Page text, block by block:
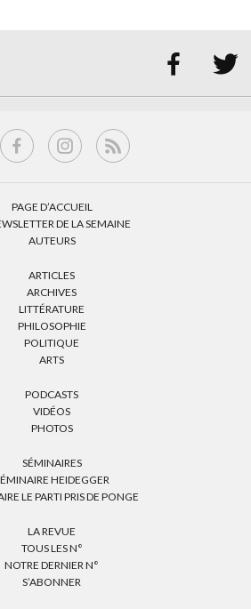
 
PAGE D’ACCUEIL
DE LA SEMAINE
AUTEURS
ARTICLES
ARCHIVES
LITTÉRATURE
PHILOSOPHIE
POLITIQUE
ARTS
PODCASTS
VIDÉOS
PHOTOS
SÉMINAIRES
HEIDEGGER
LE PARTI PRIS DE PONGE
LA REVUE
TOUS LES N°
NOTRE DERNIER N°
S’ABONNER